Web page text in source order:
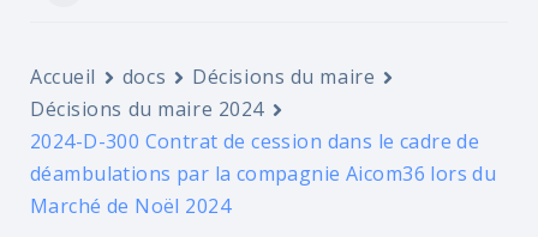
Accueil docs
Décisions du maire
Décisions du maire 2024
2024-D-300 Contrat de cession dans le cadre de
déambulations par la compagnie Aicom36 lors du
Marché de Noël 2024